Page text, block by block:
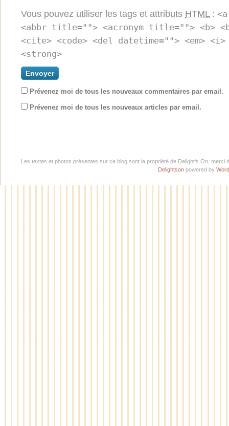
Vous pouvez utiliser les tags et attributs HTML :
<abbr title=""> <acronym title=""> <b>
<cite> <code> <del datetime=""> <em>
<strong>
Prévenez moi de tous les nouveaux commentaires par email.
Prévenez moi de tous les nouveaux articles par email.
Les textes et photos présentes sur ce blog sont la propriété de Delight's On,
Delightson powered by